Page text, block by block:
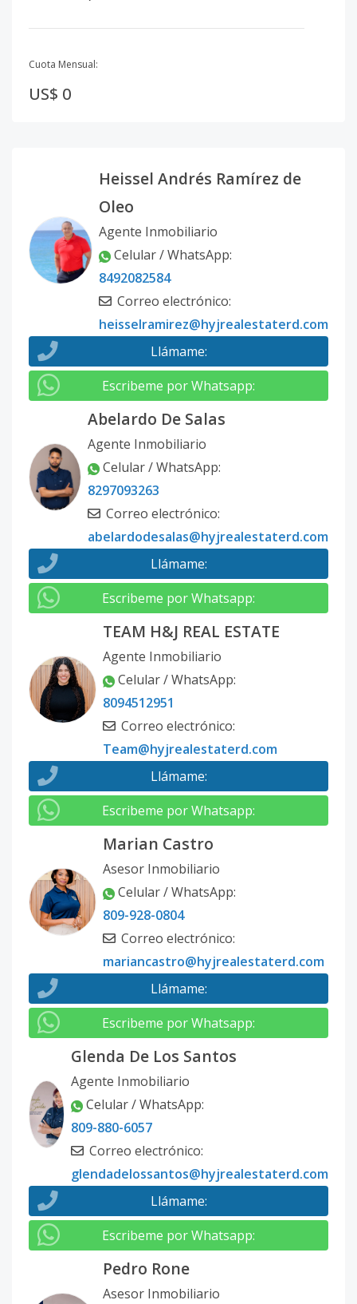
Cuota Mensual:
US$ 0
Heissel Andrés Ramírez de
Oleo
Agente Inmobiliario
Celular / WhatsApp:
8492082584
Correo electrónico:
heisselramirez@hyjrealestaterd.com
Llámame:
Escribeme por Whatsapp:
Abelardo De Salas
Agente Inmobiliario
Celular / WhatsApp:
8297093263
Correo electrónico:
abelardodesalas@hyjrealestaterd.com
Llámame:
Escribeme por Whatsapp:
TEAM H&J REAL ESTATE
Agente Inmobiliario
Celular / WhatsApp:
8094512951
Correo electrónico:
Team@hyjrealestaterd.com
Llámame:
Escribeme por Whatsapp:
Marian Castro
Asesor Inmobiliario
Celular / WhatsApp:
809-928-0804
Correo electrónico:
mariancastro@hyjrealestaterd.com
Llámame:
Escribeme por Whatsapp:
Glenda De Los Santos
Agente Inmobiliario
Celular / WhatsApp:
809-880-6057
Correo electrónico:
glendadelossantos@hyjrealestaterd.com
Llámame:
Escribeme por Whatsapp:
Pedro Rone
Asesor Inmobiliario